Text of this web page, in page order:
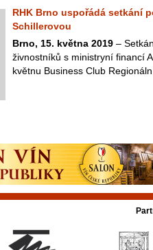
RHK Brno uspořádá setkání
Schillerovou
Brno, 15. května 2019 –
živnostníků s ministryní financí
květnu Business Club